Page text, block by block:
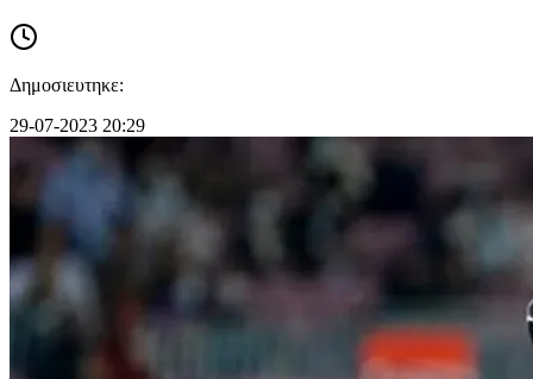
Δημοσιευτηκε:
29-07-2023 20:29